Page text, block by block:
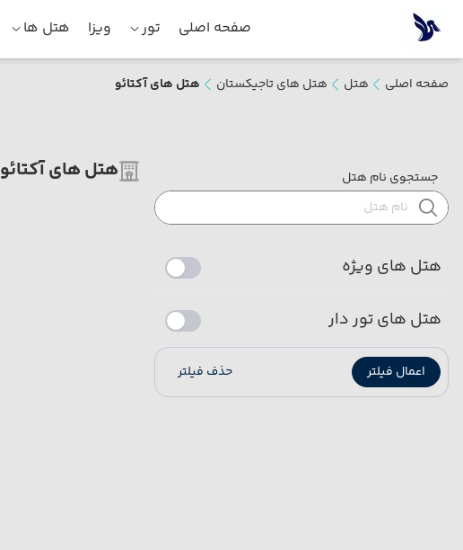
صفحه اصلی تور ویزا هتل ها
صفحه اصلی هتل هتل های تاجیکستان هتل های آکتائو
جستجوی نام هتل
هتل های ویژه
هتل های تور دار
اعمال فیلتر حذف فیلتر
هتل های آکتائو